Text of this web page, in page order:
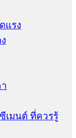
แรง
เมนต์ ที่ควรรู้